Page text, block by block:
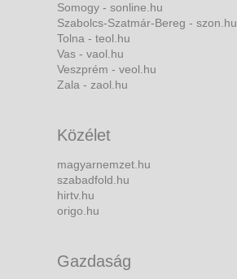
Somogy - sonline.hu
Szabolcs-Szatmár-Bereg - szon.hu
Tolna - teol.hu
Vas - vaol.hu
Veszprém - veol.hu
Zala - zaol.hu
Közélet
magyarnemzet.hu
szabadfold.hu
hirtv.hu
origo.hu
Gazdaság